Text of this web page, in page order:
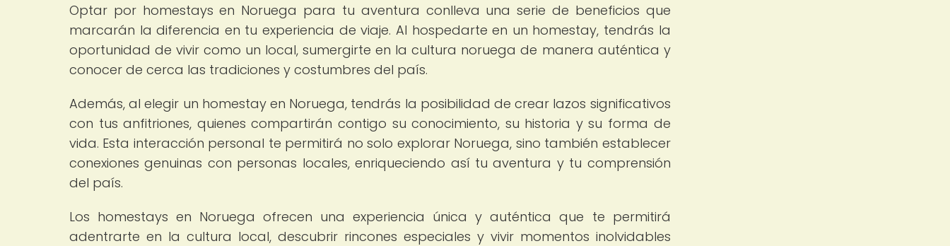
Optar por homestays en Noruega para tu aventura conlleva una serie de beneficios que
marcarán la diferencia en tu experiencia de viaje. Al hospedarte en un homestay, tendrás la
oportunidad de vivir como un local, sumergirte en la cultura noruega de manera auténtica y
conocer de cerca las tradiciones y costumbres del país.
Además, al elegir un homestay en Noruega, tendrás la posibilidad de crear lazos significativos
con tus anfitriones, quienes compartirán contigo su conocimiento, su historia y su forma de
vida. Esta interacción personal te permitirá no solo explorar Noruega, sino también establecer
conexiones genuinas con personas locales, enriqueciendo así tu aventura y tu comprensión
del país.
Los homestays en Noruega ofrecen una experiencia única y auténtica que te permitirá
adentrarte en la cultura local, descubrir rincones especiales y vivir momentos inolvidables